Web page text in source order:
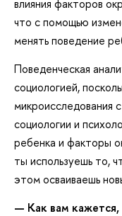
влияния факторов
что с помощью
менять поведение
Поведенческая
социологией,
микроисследования
социологии и
ребенка и факторы
ты используешь то,
этом осваиваешь
— Как вам кажется,